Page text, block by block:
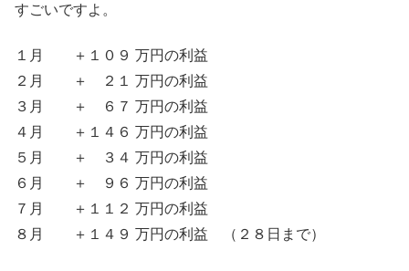
すごいですよ。
１月 ＋１０９ 万円の利益
２月 ＋ ２１ 万円の利益
３月 ＋ ６７ 万円の利益
４月 ＋１４６ 万円の利益
５月 ＋ ３４ 万円の利益
６月 ＋ ９６ 万円の利益
７月 ＋１１２ 万円の利益
８月 ＋１４９ 万円の利益 （２８日まで）